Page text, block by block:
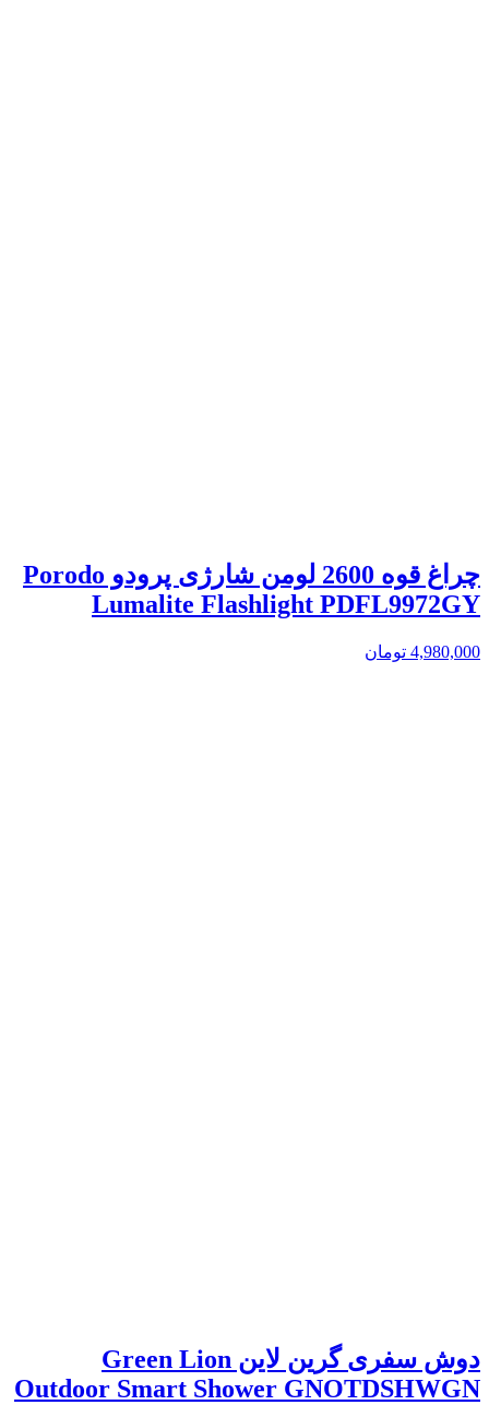
چراغ قوه 2600 لومن شارژی پرودو Porodo
Lumalite Flashlight PDFL9972GY
4,980,000 تومان
دوش سفری گرین لاین Green Lion
Outdoor Smart Shower GNOTDSHWGN